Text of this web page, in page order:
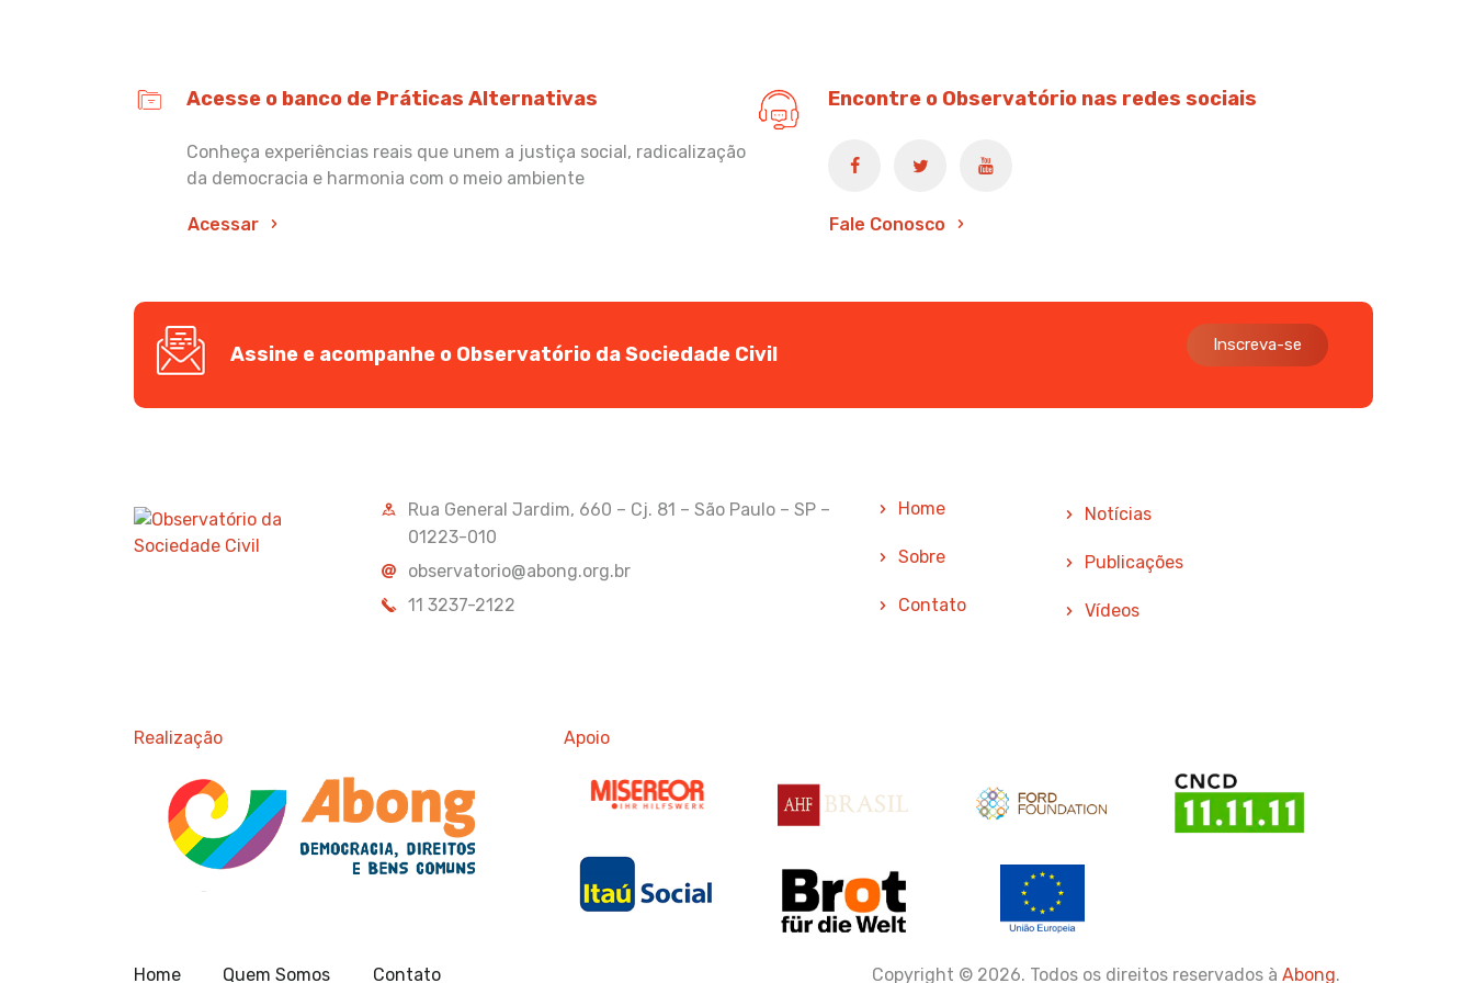
Acesse o banco de Práticas Alternativas
Conheça experiências reais que unem a justiça social, radicalização
da democracia e harmonia com o meio ambiente
Acessar
Encontre o Observatório nas redes sociais
Fale Conosco
Assine e acompanhe o Observatório da Sociedade Civil Inscreva-se
Rua General Jardim, 660 – Cj. 81 – São Paulo – SP –
01223-010
observatorio@abong.org.br
11 3237-2122
Home
Sobre
Contato
Notícias
Publicações
Vídeos
Realização Apoio
Home Quem Somos Contato Copyright © 2026. Todos os direitos reservados à Abong.